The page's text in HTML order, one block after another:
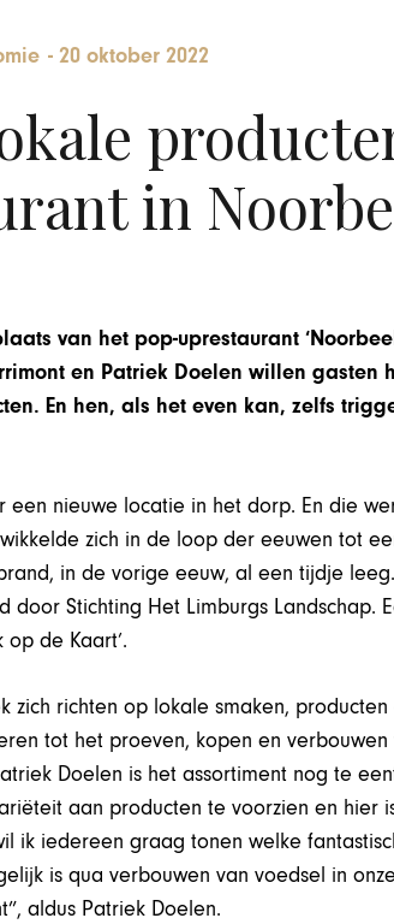
- 20 oktober 2022
in
van het pop-uprestaurant
en Patriek Doelen willen gasten
En hen, als het even kan, zelfs
nieuwe locatie in het dorp. En die
zich in de loop der eeuwen tot
in de vorige eeuw, al een tijdje leeg.
Stichting Het Limburgs Landschap.
de Kaart’.
zich richten op lokale smaken, producten
tot het proeven, kopen en
Doelen is het assortiment nog te
aan producten te voorzien en hier
ik iedereen graag tonen welke
is qua verbouwen van voedsel in
aldus Patriek Doelen.